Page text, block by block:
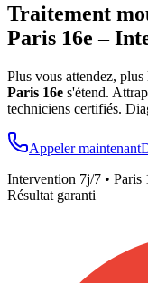
Traitement
Paris 16e –
Plus vous attendez,
Paris 16e s'étend.
techniciens certifiés.
Appeler maintenant
Intervention 7j/7 • Paris
Résultat garanti